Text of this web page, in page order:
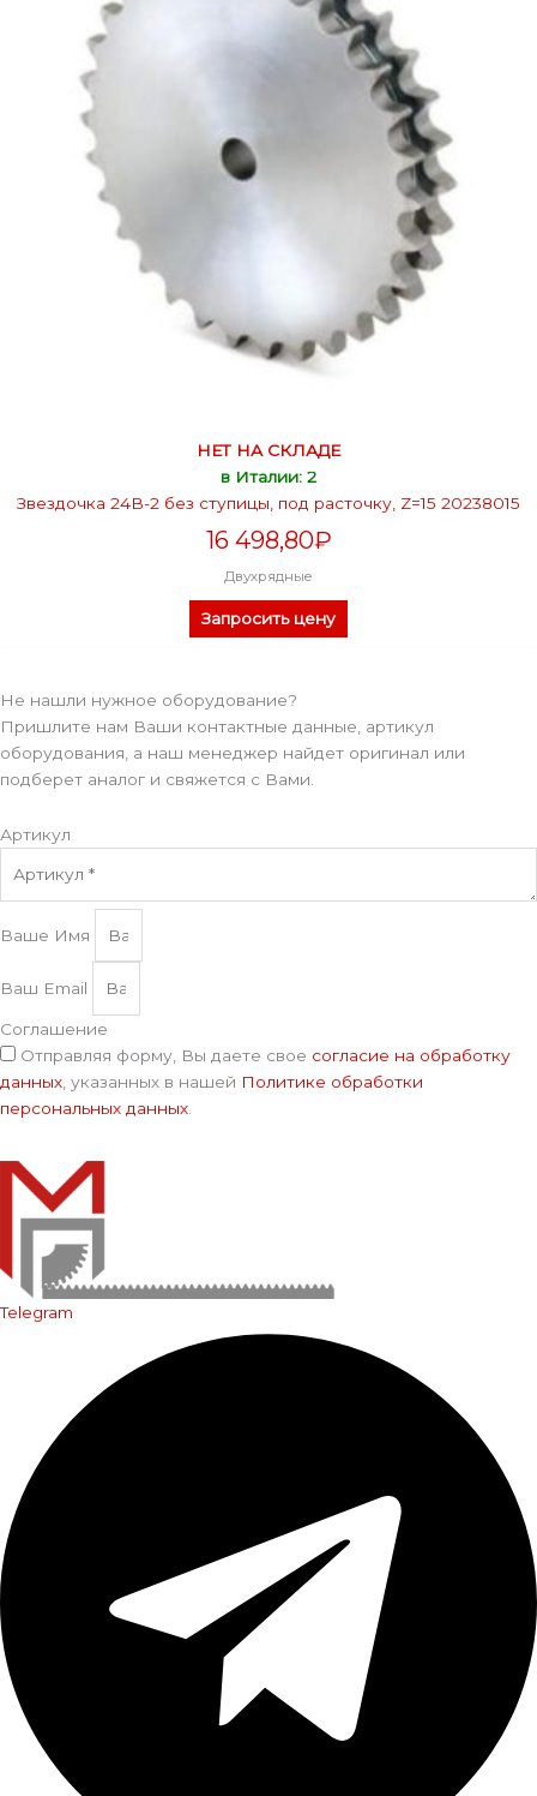
НЕТ НА СКЛАДЕ
в Италии: 2
Звездочка 24В-2 без ступицы, под расточку, Z=15 20238015
16 498,80₽
Двухрядные
Запросить цену
Не нашли нужное оборудование?
Пришлите нам Ваши контактные данные, артикул
оборудования, а наш менеджер найдет оригинал или
подберет аналог и свяжется с Вами.
Артикул
Ваше Имя
Ваш Email
Соглашение
Отправляя форму, Вы даете свое согласие на обработку
данных , указанных в нашей Политике обработки
персональных данных
Telegram